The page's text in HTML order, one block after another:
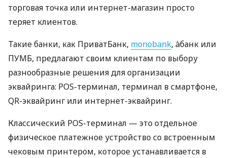
торговая точка или интернет-магазин просто
теряет клиентов.
Такие банки, как ПриватБанк, monobank, àбанк или
ПУМБ, предлагают своим клиентам по выбору
разнообразные решения для организации
эквайринга: POS-терминал, терминал в смартфоне,
QR-эквайринг или интернет-эквайринг.
Классический POS-терминал — это отдельное
физическое платежное устройство со встроенным
чековым принтером, которое устанавливается в